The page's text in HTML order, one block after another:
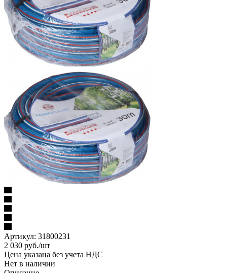
Артикул: 31800231
2 030 руб./шт
Цена указана без учета НДС
Нет в наличии